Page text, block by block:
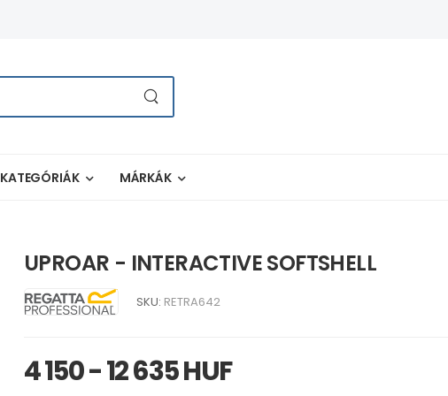
KATEGÓRIÁK MÁRKÁK
UPROAR - INTERACTIVE SOFTSHELL
SKU: RETRA642
4 150 - 12 635 HUF